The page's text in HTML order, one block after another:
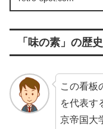
「味の素」の歴史
この看板
を代表す
京帝国大